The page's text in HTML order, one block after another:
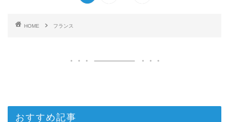
HOME フランス
おすすめ記事